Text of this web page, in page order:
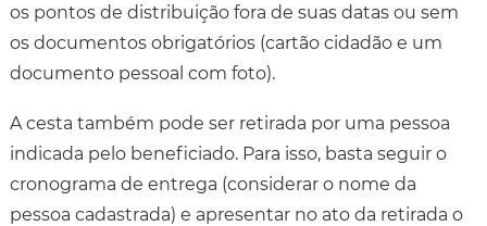
os pontos de distribuição fora de suas datas ou sem
os documentos obrigatórios (cartão cidadão e um
documento pessoal com foto).
A cesta também pode ser retirada por uma pessoa
indicada pelo beneficiado. Para isso, basta seguir o
cronograma de entrega (considerar o nome da
pessoa cadastrada) e apresentar no ato da retirada o